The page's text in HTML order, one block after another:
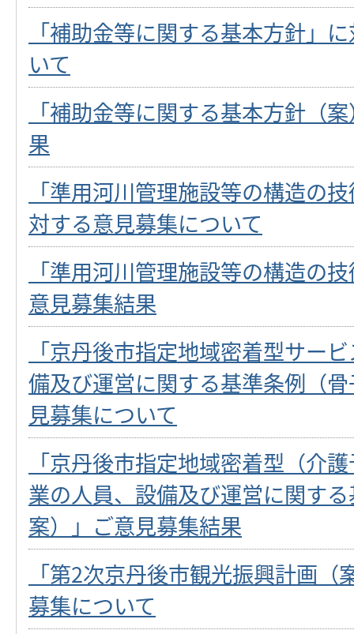
「補助金等に関する基本方針」
いて
「補助金等に関する基本方針（
果
「準用河川管理施設等の構造の
対する意見募集について
「準用河川管理施設等の構造の
意見募集結果
「京丹後市指定地域密着型サー
備及び運営に関する基準条例（
見募集について
「京丹後市指定地域密着型（介
業の人員、設備及び運営に関す
案）」ご意見募集結果
「第2次京丹後市観光振興計画
募集について